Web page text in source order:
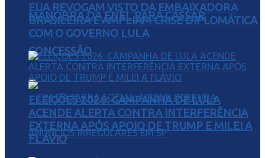
MANOBRA DA ENEL PARA CASSAR
CONCESSÃO
EUA REVOGAM VISTO DA EMBAIXADORA
BRASILEIRA E AMPLIAM CRISE DIPLOMÁTICA
COM O GOVERNO LULA
ELEIÇÕES 2026: CAMPANHA DE LULA
ACENDE ALERTA CONTRA INTERFERÊNCIA
EXTERNA APÓS APOIO DE TRUMP E MILEI A
FLÁVIO